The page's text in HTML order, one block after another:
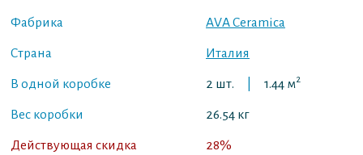
Фабрика AVA Ceramica
Страна Италия
В одной коробке 2 шт. 1.44 м2
Вес коробки 26.54 кг
Действующая скидка 28%